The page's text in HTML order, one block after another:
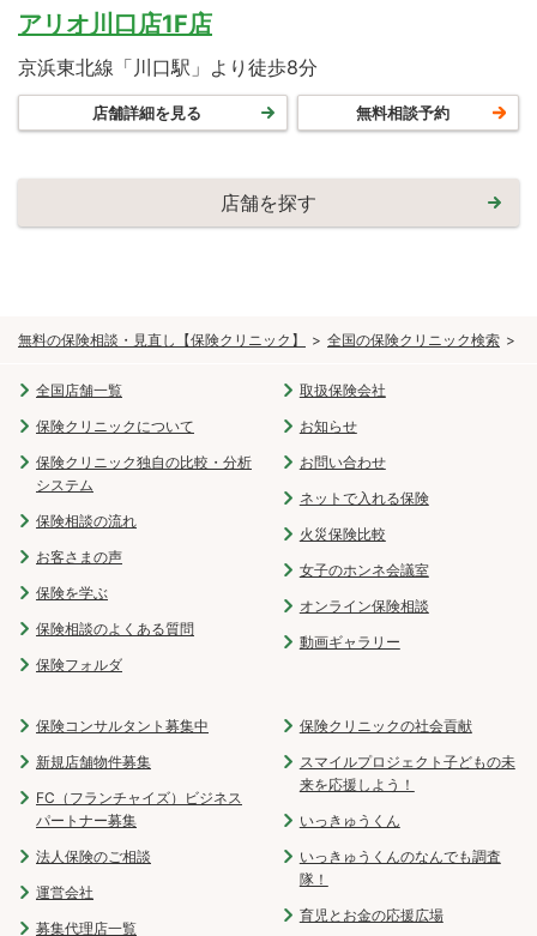
無料の保険相談・見直し【保険クリニック】 全国の保険クリニック検索
アリオ川口店1F店
京浜東北線「川口駅」より徒歩8分
店舗詳細を見る 無料相談予約
店舗を探す
全国店舗一覧
保険クリニックについて
保険クリニック独自の比較・分析
システム
保険相談の流れ
お客さまの声
保険を学ぶ
保険相談のよくある質問
保険フォルダ
取扱保険会社
お知らせ
お問い合わせ
ネットで入れる保険
火災保険比較
女子のホンネ会議室
オンライン保険相談
動画ギャラリー
保険コンサルタント募集中
新規店舗物件募集
FC（フランチャイズ）ビジネス
パートナー募集
法人保険のご相談
運営会社
募集代理店一覧
保険クリニックの社会貢献
スマイルプロジェクト子どもの未
来を応援しよう！
いっきゅうくん
いっきゅうくんのなんでも調査
隊！
育児とお金の応援広場